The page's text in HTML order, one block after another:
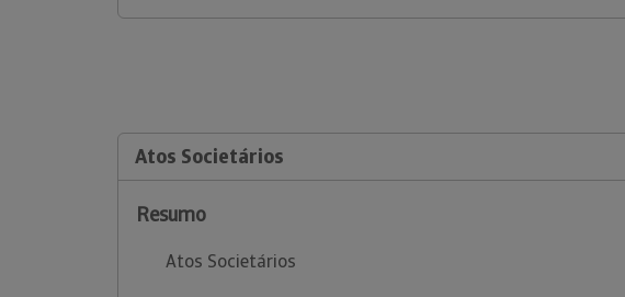
Atos Societários
Resumo
Atos Societários